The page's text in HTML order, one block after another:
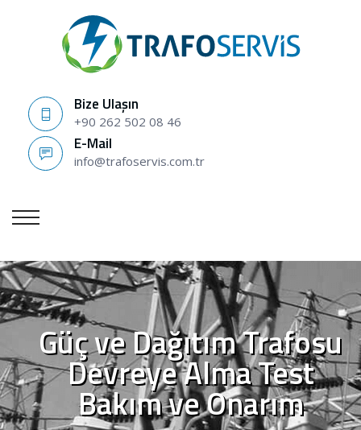
Bize Ulaşın
+90 262 502 08 46
E-Mail
info@trafoservis.com.tr
Güç ve Dağıtım Trafosu
Devreye Alma Test
Bakım ve Onarım